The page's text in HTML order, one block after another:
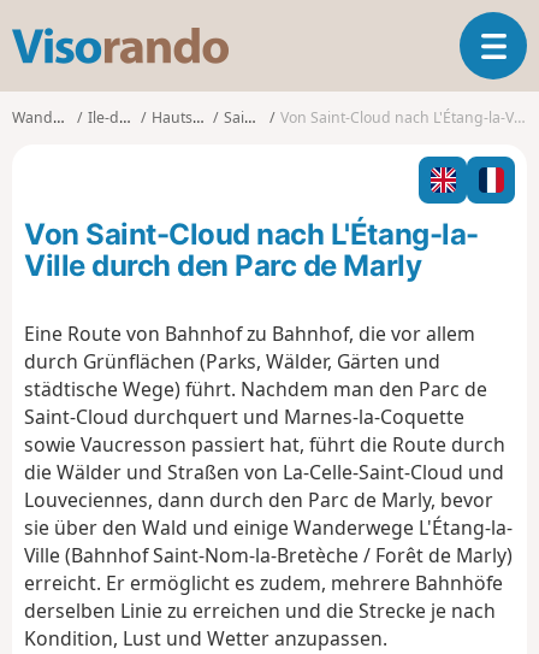
s
o
o
T
o
l
n
n
Wanderungen Ile-de-France Hauts-de-Seine Saint-Cloud Von Saint-Cloud nach L'Étang-la-Ville durch den Parc de Marly
Von Saint-Cloud nach L'Étang-la-
Ville durch den Parc de Marly
Eine Route von Bahnhof zu Bahnhof, die vor allem
durch Grünflächen (Parks, Wälder, Gärten und
städtische Wege) führt. Nachdem man den Parc de
Saint-Cloud durchquert und Marnes-la-Coquette
sowie Vaucresson passiert hat, führt die Route durch
die Wälder und Straßen von La-Celle-Saint-Cloud und
Louveciennes, dann durch den Parc de Marly, bevor
sie über den Wald und einige Wanderwege L'Étang-la-
Ville (Bahnhof Saint-Nom-la-Bretèche / Forêt de Marly)
erreicht. Er ermöglicht es zudem, mehrere Bahnhöfe
derselben Linie zu erreichen und die Strecke je nach
Kondition, Lust und Wetter anzupassen.